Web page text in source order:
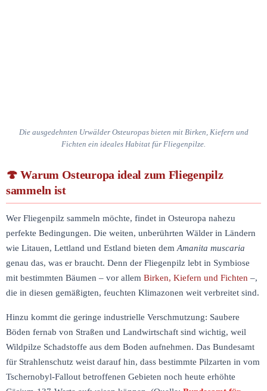
Die ausgedehnten Urwälder Osteuropas bieten mit Birken, Kiefern und
Fichten ein ideales Habitat für Fliegenpilze.
Warum Osteuropa ideal zum Fliegenpilz
sammeln ist
Wer Fliegenpilz sammeln möchte, findet in Osteuropa nahezu
perfekte Bedingungen. Die weiten, unberührten Wälder in Ländern
wie Litauen, Lettland und Estland bieten dem Amanita muscaria
genau das, was er braucht. Denn der Fliegenpilz lebt in Symbiose
mit bestimmten Bäumen – vor allem Birken, Kiefern und Fichten –,
die in diesen gemäßigten, feuchten Klimazonen weit verbreitet sind.
Hinzu kommt die geringe industrielle Verschmutzung: Saubere
Böden fernab von Straßen und Landwirtschaft sind wichtig, weil
Wildpilze Schadstoffe aus dem Boden aufnehmen. Das Bundesamt
für Strahlenschutz weist darauf hin, dass bestimmte Pilzarten in vom
Tschernobyl-Fallout betroffenen Gebieten noch heute erhöhte